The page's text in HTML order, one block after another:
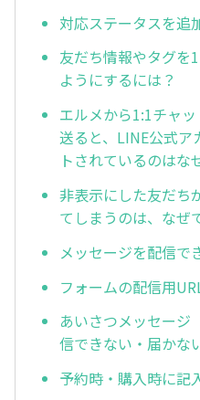
対応ステータスを追
友だち情報やタグを
ようにするには？
エルメから1:1チャ
送ると、LINE公式ア
トされているのはな
非表示にした友だち
てしまうのは、なぜ
メッセージを配信で
フォームの配信用
あいさつメッセージ
信できない・届かな
予約時・購入時に記